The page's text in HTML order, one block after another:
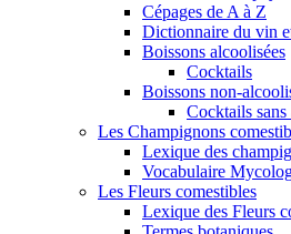
Cépages de A à Z
Dictionnaire du vin
Boissons alcoolisées
Cocktails
Boissons non-
Cocktails sans
Les Champignons
Lexique des
Vocabulaire
Les Fleurs comestibles
Lexique des Fleurs